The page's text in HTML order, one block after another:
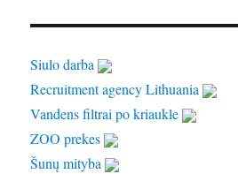
Siulo darba
Recruitment agency Lithuania
Vandens filtrai po kriaukle
ZOO prekes
Šunų mityba